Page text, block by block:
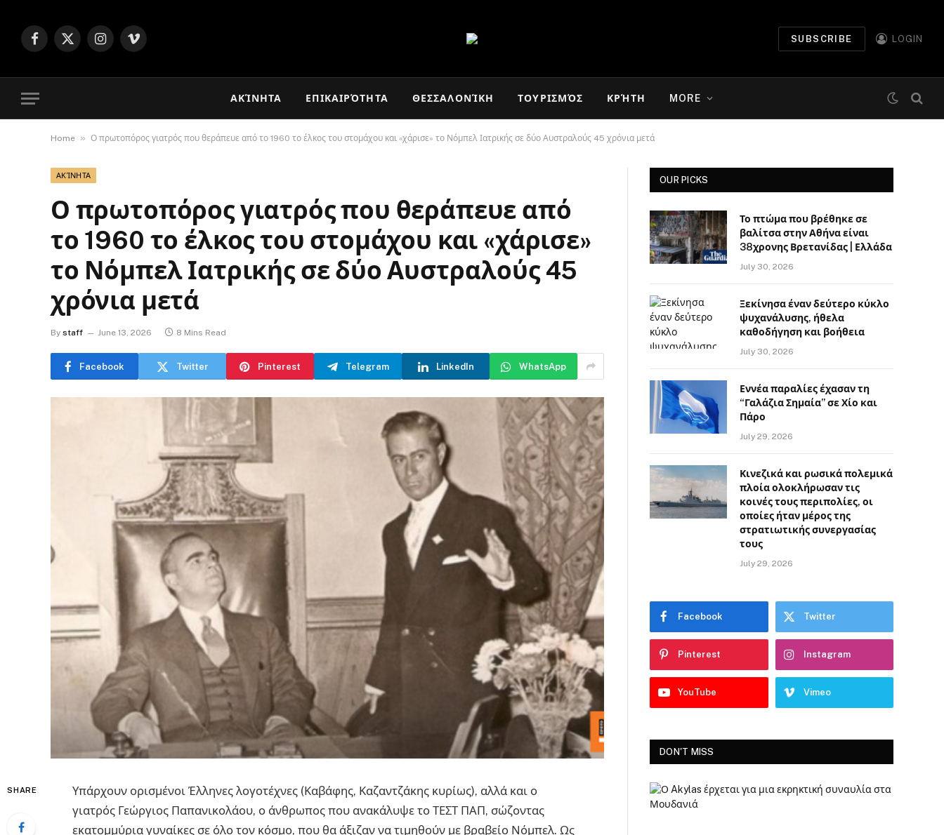
Facebook
X
Instagram
Vimeo
SUBSCRIBE LOGIN
ΑΚΊΝΗΤΑ ΕΠΙΚΑΙΡΌΤΗΤΑ ΘΕΣΣΑΛΟΝΊΚΗ ΤΟΥΡΙΣΜΌΣ ΚΡΉΤΗ MORE
Home » Ο πρωτοπόρος γιατρός που θεράπευε από το 1960 το έλκος του στομάχου και «χάρισε» το Νόμπελ Ιατρικής σε δύο Αυστραλούς 45 χρόνια μετά
ΑΚΊΝΗΤΑ
Ο πρωτοπόρος γιατρός που θεράπευε από
το 1960 το έλκος του στομάχου και «χάρισε»
το Νόμπελ Ιατρικής σε δύο Αυστραλούς 45
χρόνια μετά
By staff June 13, 2026 8 Mins Read
Facebook Twitter Pinterest Telegram LinkedIn WhatsApp
SHARE
Υπάρχουν ορισμένοι Έλληνες λογοτέχνες (Καβάφης, Καζαντζάκης κυρίως), αλλά και ο
γιατρός Γεώργιος Παπανικολάου, ο άνθρωπος που ανακάλυψε το ΤΕΣΤ ΠΑΠ, σώζοντας
εκατομμύρια γυναίκες σε όλο τον κόσμο, που θα άξιζαν να τιμηθούν με βραβείο Νόμπελ. Ως
OUR PICKS
Το πτώμα που βρέθηκε σε
βαλίτσα στην Αθήνα είναι
38χρονης Βρετανίδας | Ελλάδα
July 30, 2026
Ξεκίνησα έναν δεύτερο κύκλο
ψυχανάλυσης, ήθελα
καθοδήγηση και βοήθεια
July 30, 2026
Εννέα παραλίες έχασαν τη
“Γαλάζια Σημαία” σε Χίο και
Πάρο
July 29, 2026
Κινεζικά και ρωσικά πολεμικά
πλοία ολοκλήρωσαν τις
κοινές τους περιπολίες, οι
οποίες ήταν μέρος της
στρατιωτικής συνεργασίας
τους
July 29, 2026
Facebook Twitter
Pinterest Instagram
YouTube Vimeo
DON'T MISS